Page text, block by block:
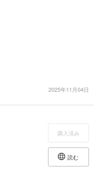
2025年11月04日
購入済み
読む